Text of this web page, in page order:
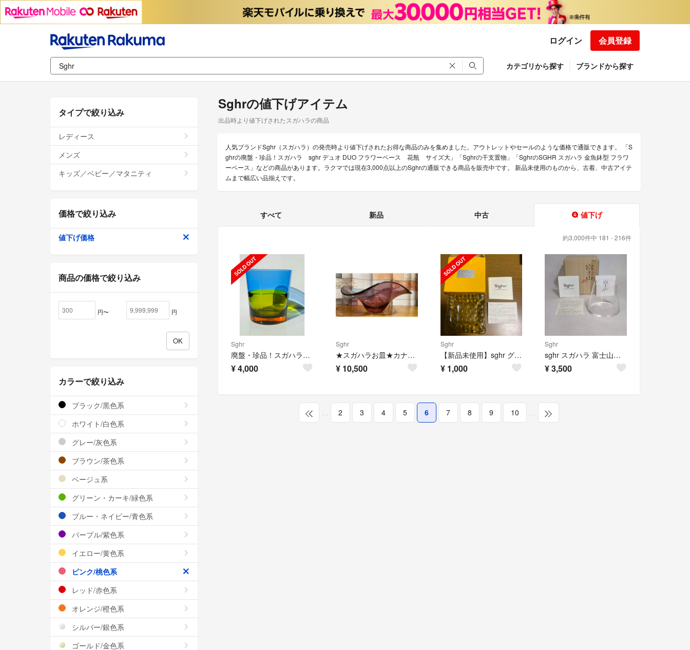
ログイン 会員登録
カテゴリから探す ブランドから探す
Sghrの値下げアイテム
出品時より値下げされたスガハラの商品
人気ブランドSghr（スガハラ）の発売時より値下げされたお得な商品のみを集めました。アウトレットやセールのような価格で通販できます。 「S
ghrの廃盤・珍品！スガハラ sghr デュオ DUO フラワーベース 花瓶 サイズ大」「Sghrの干支置物」「SghrのSGHR スガハラ 金魚鉢型 フラワ
ーベース」などの商品があります。ラクマでは現在3,000点以上のSghrの通販できる商品を販売中です。 新品未使用のものから、古着、中古アイテ
ムまで幅広い品揃えです。
すべて 新品 中古 値下げ
約3,000件中 181 - 216件
Sghr
廃盤・珍品！スガハラ sghr デュオ DUO フラワーベース 花瓶 サイズ大
¥4,000
Sghr
★スガハラお皿★カナ・ボウル★ワインレッド
¥ 10,500
Sghr
【新品未使用】sghr グリッドプレート 9cm深皿（タン）
¥ 1,000
Sghr
sghr スガハラ 富士山グラス FUJIYAMA GLASS 極美品
¥3,500
… 2 3 4 5 6 7 8 9 10 …
タイプで絞り込み
レディース
メンズ
キッズ／ベビー／マタニティ
価格で絞り込み
値下げ価格
商品の価格で絞り込み
円〜 円
カラーで絞り込み
ブラック/黒色系
ホワイト/白色系
グレー/灰色系
ブラウン/茶色系
ベージュ系
グリーン・カーキ/緑色系
ブルー・ネイビー/青色系
パープル/紫色系
イエロー/黄色系
ピンク/桃色系
レッド/赤色系
オレンジ/橙色系
シルバー/銀色系
ゴールド/金色系